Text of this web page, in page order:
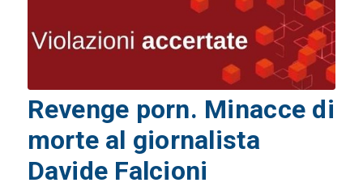
Revenge porn. Minacce di
morte al giornalista
Davide Falcioni